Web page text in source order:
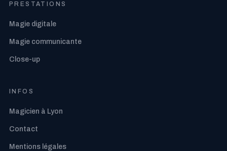
PRESTATIONS
Magie digitale
Magie communicante
Close-up
INFOS
Magicien à Lyon
Contact
Mentions légales